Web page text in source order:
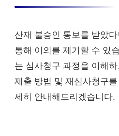
산재 불승인 통보를 받았다
통해 이의를 제기할 수 있
는 심사청구 과정을 이해
제출 방법 및 재심사청구
세히 안내해드리겠습니다.